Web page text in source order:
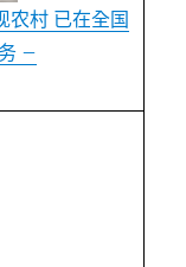
农村 已在全国
–